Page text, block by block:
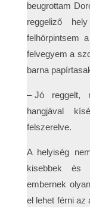
beugrottam
reggeliző
felhörpintsem
felvegyem a
barna
– Jó reggelt,
hangjával
felszerelve.
A helyiség
kisebbek és
embernek
el lehet férni az